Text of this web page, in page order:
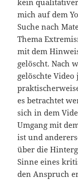
kein
mich auf dem
Suche nach
Thema
mit dem
gelöscht. Nach
gelöschte
es betrachtet
sich in dem
Umgang mit
ist und
über die
Sinne eines
den Anspruch